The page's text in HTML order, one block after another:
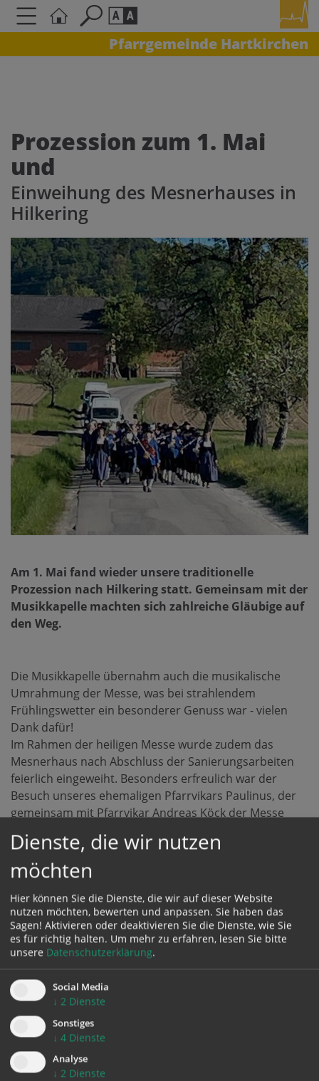
Pfarrgemeinde Hartkirchen
AAA
Kontrasteinstellungen
A A A
Prozession zum 1. Mai
und
Einweihung des Mesnerhauses in
Hilkering
Am 1. Mai fand wieder unsere traditionelle
Prozession nach Hilkering statt. Gemeinsam mit der
Musikkapelle machten sich zahlreiche Gläubige auf
den Weg.
Die Musikkapelle übernahm auch die musikalische
Umrahmung der Messe, was bei strahlendem
Frühlingswetter ein besonderer Genuss war - vielen
Dank dafür!
Im Rahmen der heiligen Messe wurde zudem das
Mesnerhaus nach Abschluss der Sanierungsarbeiten
feierlich eingeweiht. Besonders erfreulich war der
Besuch unseres ehemaligen Pfarrvikars Paulinus, der
gemeinsam mit Pfarrvikar Andreas Köck der Messe
Dienste, die wir nutzen
möchten
Hier können Sie die Dienste, die wir auf dieser Website
nutzen möchten, bewerten und anpassen. Sie haben das
Sagen! Aktivieren oder deaktivieren Sie die Dienste, wie Sie
es für richtig halten. Um mehr zu erfahren, lesen Sie bitte
unsere Datenschutzerklärung.
Social Media
↓ 2 Dienste
Sonstiges
↓ 4 Dienste
Analyse
↓ 2 Dienste